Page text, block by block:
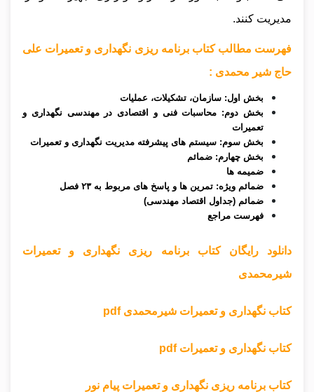
مدیریت کنند.
فهرست مطالب کتاب برنامه ریزی نگهداری و تعمیرات علی
حاج شیر محمدی :
بخش اول: سازمان، تشکیلات، عملیات
بخش دوم: محاسبات فنی و اقتصادی در مهندسی نگهداری و
تعمیرات
بخش سوم: سیستم های پیشرفته مدیریت نگهداری و تعمیرات
بخش چهارم: ضمائم
ضمیمه ها
ضمائم ویژه: تمرین ها و پاسخ های مربوط به ۲۳ فصل
ضمائم (جداول اقتصاد مهندسی)
فهرست مراجع
دانلود رایگان کتاب برنامه ریزی نگهداری و تعمیرات
شیرمحمدی
کتاب نگهداری و تعمیرات شیرمحمدی pdf
کتاب نگهداری و تعمیرات pdf
کتاب برنامه ریزی نگهداری و تعمیرات پیام نور